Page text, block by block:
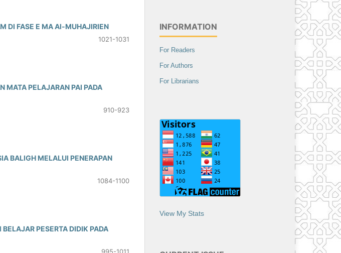
DI FASE E MA Al-MUHAJIRIEN
1021-1031
MATA PELAJARAN PAI PADA
910-923
BALIGH MELALUI PENERAPAN
1084-1100
PESERTA DIDIK PADA
995-1011
INFORMATION
For Readers
For Authors
For Librarians
View My Stats